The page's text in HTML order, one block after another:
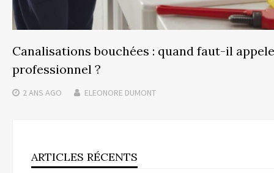
Canalisations bouchées : quand faut-il
professionnel ?
2 ANS AGO ELEONORE DUMONT
ARTICLES RÉCENTS